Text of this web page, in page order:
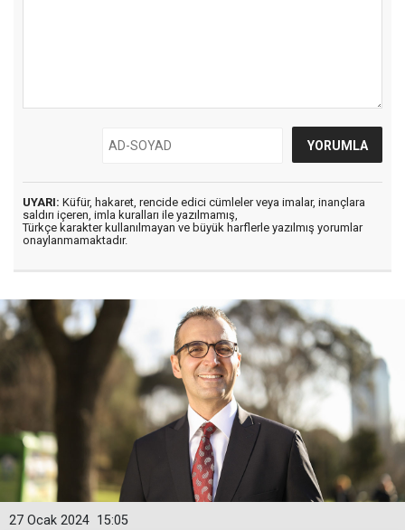
UYARI: Küfür, hakaret, rencide edici cümleler veya imalar, inançlara
saldırı içeren, imla kuralları ile yazılmamış,
Türkçe karakter kullanılmayan ve büyük harflerle yazılmış yorumlar
onaylanmamaktadır.
15:05
27 Ocak 2024